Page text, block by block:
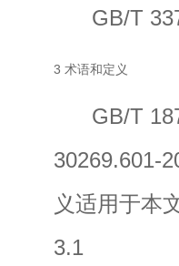
GB/T
3 术语和定义
GB/T
30269.601-
义适用于本
3.1